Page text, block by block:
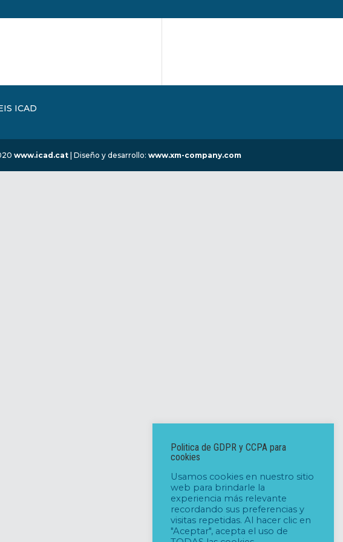
ICAD
www.icad.cat| Diseño y desarrollo: www.xm-company.com
Politica de GDPR y CCPA para
cookies
Usamos cookies en nuestro sitio
web para brindarle la
experiencia más relevante
recordando sus preferencias y
visitas repetidas. Al hacer clic en
"Aceptar", acepta el uso de